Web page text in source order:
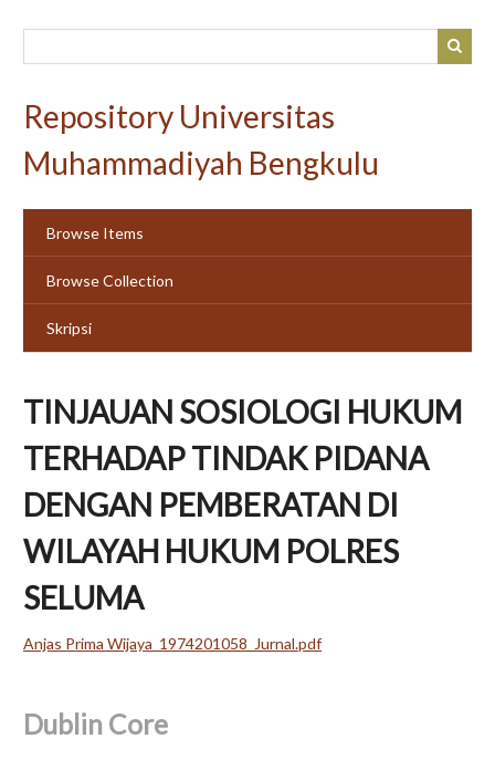
Repository Universitas
Muhammadiyah Bengkulu
Browse Items
Browse Collection
Skripsi
TINJAUAN SOSIOLOGI HUKUM
TERHADAP TINDAK PIDANA
DENGAN PEMBERATAN DI
WILAYAH HUKUM POLRES
SELUMA
Anjas Prima Wijaya_1974201058_Jurnal.pdf
Dublin Core